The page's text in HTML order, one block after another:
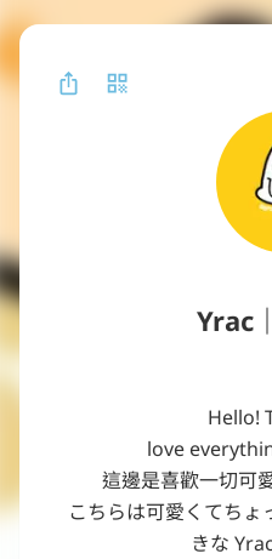
Yrac
Hello!
love
這邊是喜歡一切可
こちらは可愛くてち
きな